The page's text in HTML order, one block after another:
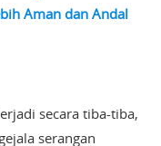
Aman dan Andal
secara tiba-tiba,
serangan